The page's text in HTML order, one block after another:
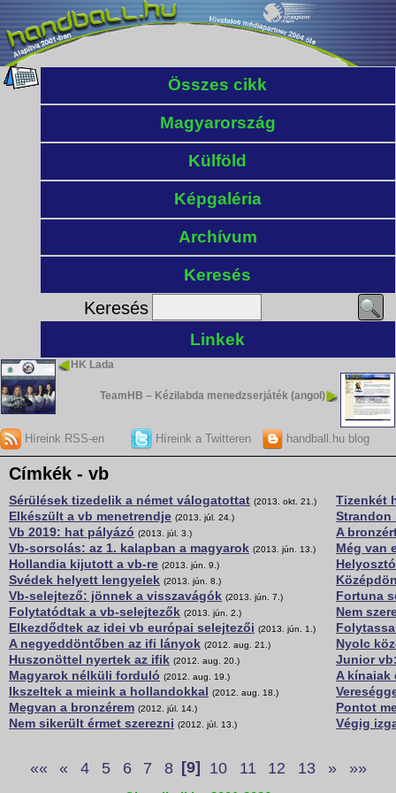
Összes cikk
Magyarország
Külföld
Képgaléria
Archívum
Keresés
Keresés
Linkek
HK Lada
TeamHB – Kézilabda menedzserjáték (angol)
Híreink RSS-en Híreink a Twitteren handball.hu blog
Címkék - vb
Sérülések tizedelik a német válogatottat (2013. okt. 21.)
Elkészült a vb menetrendje (2013. júl. 24.)
Vb 2019: hat pályázó (2013. júl. 3.)
Vb-sorsolás: az 1. kalapban a magyarok (2013. jún. 13.)
Hollandia kijutott a vb-re (2013. jún. 9.)
Svédek helyett lengyelek (2013. jún. 8.)
Vb-selejtező: jönnek a visszavágók (2013. jún. 7.)
Folytatódtak a vb-selejtezők (2013. jún. 2.)
Elkezdődtek az idei vb európai selejtezői (2013. jún. 1.)
A negyeddöntőben az ifi lányok (2012. aug. 21.)
Huszonöttel nyertek az ifik (2012. aug. 20.)
Magyarok nélküli forduló (2012. aug. 19.)
Ikszeltek a mieink a hollandokkal (2012. aug. 18.)
Megvan a bronzérem (2012. júl. 14.)
Nem sikerült érmet szerezni (2012. júl. 13.)
Tizenkét
Strandon
A
Még van
Fortuna
Nem
Nyolc
Junior
A kínaiak
Pontot
Végig
«« « 4 5 6 7 8 [9] 10 11 12 13 » »»